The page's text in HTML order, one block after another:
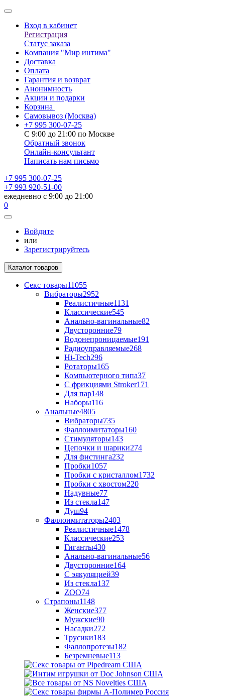
Вход в кабинет
Регистрация
Статус заказа
Компания "Мир интима"
Доставка
Оплата
Гарантия и возврат
Анонимность
Акции и подарки
Корзина
Самовывоз (Москва)
+7 995 300-07-25
С 9:00 до 21:00 по Москве
Обратный звонок
Онлайн-консультант
Написать нам письмо
+7 995 300-07-25
+7 993 920-51-00
ежедневно с 9:00 до 21:00
0
Войдите
или
Зарегистрируйтесь
Каталог товаров
Секс товары11055
Вибраторы2952
Реалистичные1131
Классические545
Анально-вагинальные82
Двусторонние79
Водонепроницаемые191
Радиоуправляемые268
Hi-Tech296
Ротаторы165
Компьютерного типа37
С фрикциями Stroker171
Для пар148
Наборы116
Анальные4805
Вибраторы735
Фаллоимитаторы160
Стимуляторы143
Цепочки и шарики274
Для фистинга232
Пробки1057
Пробки с кристаллом1732
Пробки с хвостом220
Надувные77
Из стекла147
Душ94
Фаллоимитаторы2403
Реалистичные1478
Классические253
Гиганты430
Анально-вагинальные56
Двусторонние164
С эякуляцией39
Из стекла137
ZOO74
Страпоны1148
Женские377
Мужские90
Насадки272
Трусики183
Фаллопротезы182
Безремневые113